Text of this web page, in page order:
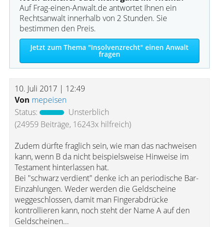
Auf Frag-einen-Anwalt.de antwortet Ihnen ein
Rechtsanwalt innerhalb von 2 Stunden. Sie
bestimmen den Preis.
Jetzt zum Thema "Insolvenzrecht" einen Anwalt
fragen
10. Juli 2017 | 12:49
Von mepeisen
Status:
Unsterblich
(24959 Beiträge, 16243x hilfreich)
Zudem dürfte fraglich sein, wie man das nachweisen
kann, wenn B da nicht beispielsweise Hinweise im
Testament hinterlassen hat.
Bei "schwarz verdient" denke ich an periodische Bar-
Einzahlungen. Weder werden die Geldscheine
weggeschlossen, damit man Fingerabdrücke
kontrollieren kann, noch steht der Name A auf den
Geldscheinen...